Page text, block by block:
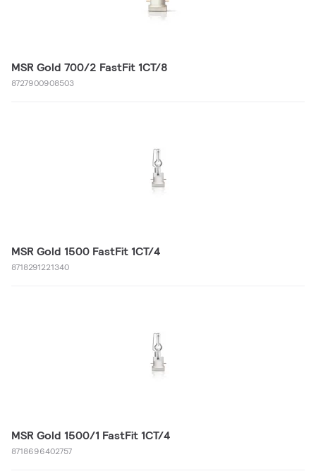
MSR Gold 700/2 FastFit 1CT/8
8727900908503
MSR Gold 1500 FastFit 1CT/4
8718291221340
MSR Gold 1500/1 FastFit 1CT/4
8718696402757